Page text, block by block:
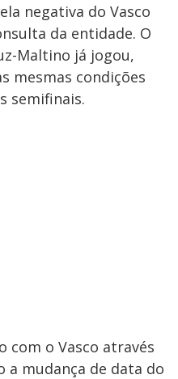
negativa do Vasco
da entidade. O
Maltino já jogou,
mesmas condições
semifinais.
com o Vasco através
a mudança de data do